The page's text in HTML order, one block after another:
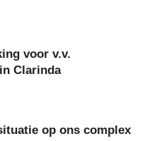
voor v.v.
Clarinda
op ons complex